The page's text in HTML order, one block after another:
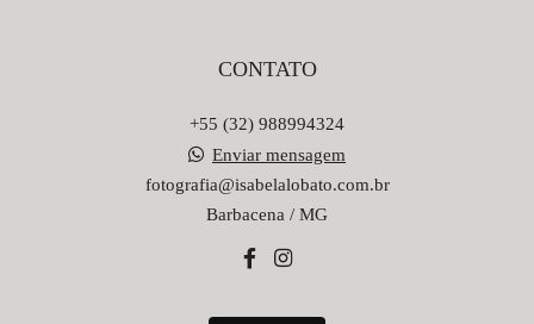
CONTATO
+55 (32) 988994324
Enviar mensagem
fotografia@isabelalobato.com.br
Barbacena / MG